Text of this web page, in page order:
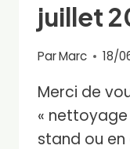
juillet
ParMarc 18/
Merci de
« nettoyage
stand ou